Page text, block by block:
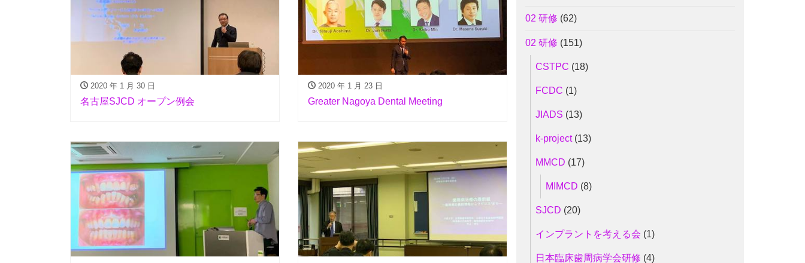
2020 年 1 月 30 日
名古屋SJCD オープン例会
2020 年 1 月 23 日
Greater Nagoya Dental Meeting
02 研修 (62)
02 研修 (151)
CSTPC (18)
FCDC (1)
JIADS (13)
k-project(13)
MMCD (17)
MIMCD (8)
SJCD (20)
インプラントを考える会 (1)
日本臨床歯周病学会研修 (4)